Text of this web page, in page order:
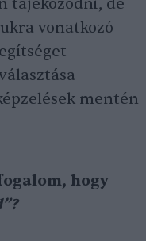
tájékozódni, de
vonatkozó
mentén
hogy